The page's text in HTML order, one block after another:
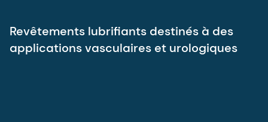
Revêtements lubrifiants destinés à des
applications vasculaires et urologiques